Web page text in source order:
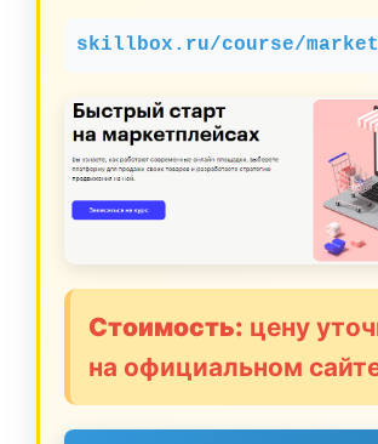
skillbox.ru/course/
Стоимость: цену
на официальном